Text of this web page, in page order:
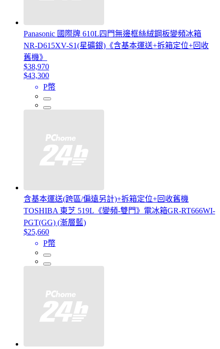
Panasonic 國際牌 610L四門無邊框絲絨鋼板變頻冰箱
NR-D615XV-S1(星礦銀)《含基本運送+拆箱定位+回收
舊機》
$38,970
$43,300
P幣
含基本運送(跨區/偏遠另計)+拆箱定位+回收舊機
TOSHIBA 東芝 519L《變頻-雙門》電冰箱GR-RT666WI-
PGT(GG) (漸層藍)
$25,660
P幣